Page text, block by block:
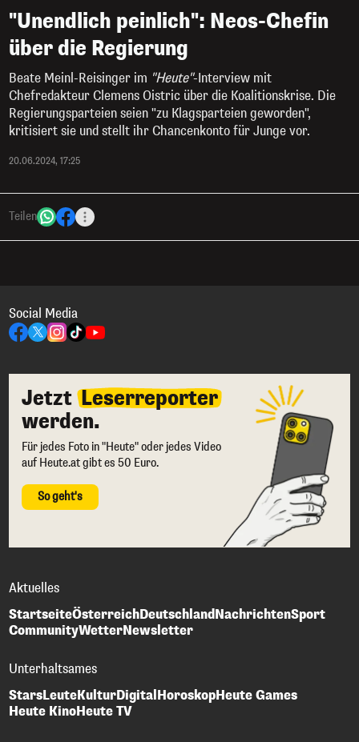
"Unendlich peinlich": Neos-Chefin
über die Regierung
Beate Meinl-Reisinger im "Heute"-Interview mit
Chefredakteur Clemens Oistric über die Koalitionskrise. Die
Regierungsparteien seien "zu Klagsparteien geworden",
kritisiert sie und stellt ihr Chancenkonto für Junge vor.
20.06.2024, 17:25
Teilen
Social Media
Jetzt Leserreporter
werden.
Für jedes Foto in "Heute" oder jedes Video
auf Heute.at gibt es 50 Euro.
So geht's
Aktuelles
StartseiteÖsterreichDeutschlandNachrichtenSport
CommunityWetterNewsletter
Unterhaltsames
StarsLeuteKulturDigitalHoroskopHeute Games
Heute KinoHeute TV